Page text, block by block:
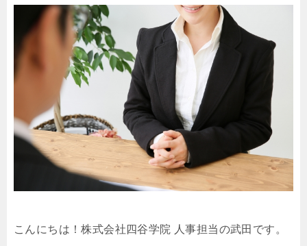
こんにちは！株式会社四谷学院 人事担当の武田です。